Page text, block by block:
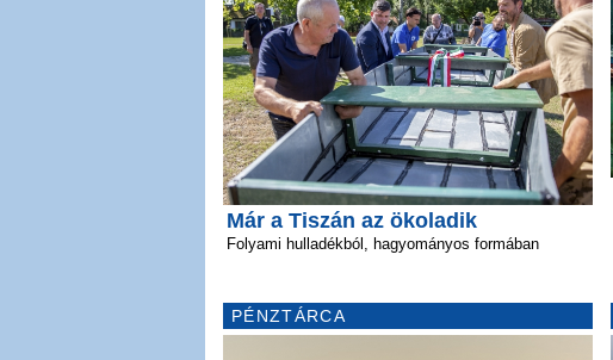
Már a Tiszán az ökoladik
Folyami hulladékból, hagyományos formában
PÉNZTÁRCA